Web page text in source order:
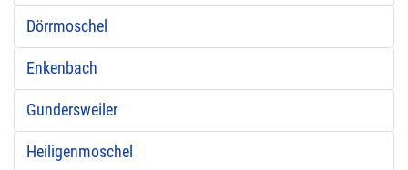
Dörrmoschel
Enkenbach
Gundersweiler
Heiligenmoschel